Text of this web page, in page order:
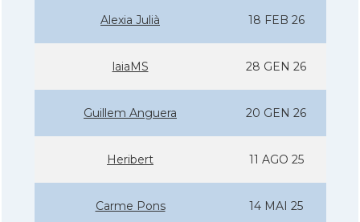
Alexia Julià 18 FEB 26
laiaMS 28 GEN 26
Guillem Anguera 20 GEN 26
Heribert 11 AGO 25
Carme Pons 14 MAI 25